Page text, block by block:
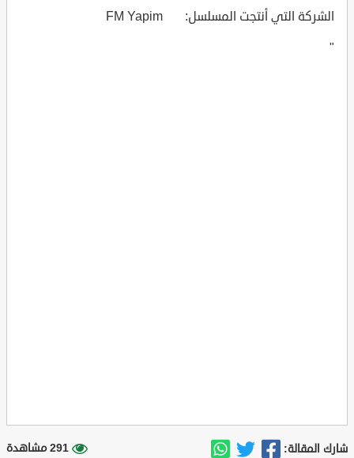
الشركة التي أنتجت المسلسل: FM Yapim
"
شارك المقالة: 291 مشاهدة